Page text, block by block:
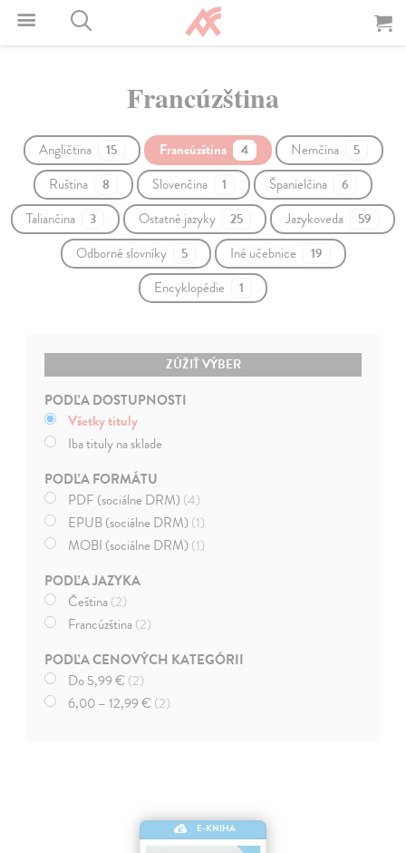
Francúzština
Angličtina 15 Francúzština 4 Nemčina 5
Ruština 8 Slovenčina 1 Španielčina 6
Taliančina 3 Ostatné jazyky 25 Jazykoveda 59
Odborné slovníky 5 Iné učebnice 19
Encyklopédie 1
ZÚŽIŤ VÝBER
PODĽA DOSTUPNOSTI
Všetky tituly
Iba tituly na sklade
PODĽA FORMÁTU
PDF (sociálne DRM)(4)
EPUB (sociálne DRM)(1)
MOBI (sociálne DRM)(1)
PODĽA JAZYKA
Čeština(2)
Francúzština(2)
PODĽA CENOVÝCH KATEGÓRII
Do 5,99 € (2)
6,00 – 12,99 € (2)
E-KNIHA